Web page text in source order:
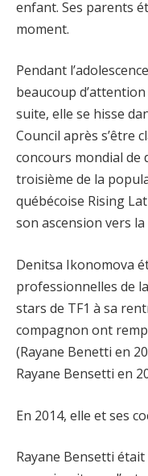
enfant. Ses parents
moment.
Pendant
beaucoup
suite, elle se hisse
Council après s’être
concours mondial de
troisième de la
québécoise Rising
son ascension vers
Denitsa Ikonomova
professionnelles de
stars de TF1 à sa
compagnon ont
(Rayane Benetti en
Rayane Bensetti en
En 2014, elle et ses
Rayane Bensetti